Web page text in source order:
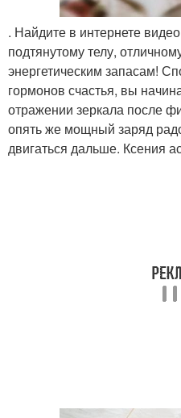
. Найдите в интернете
подтянутому телу,
энергетическим запасам!
гормонов счастья, вы
отражении зеркала после
опять же мощный заряд
двигаться дальше. Ксения